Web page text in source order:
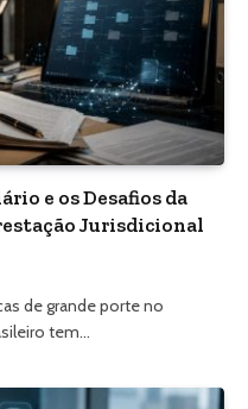
e os Desafios da
Jurisdicional
de grande porte no
tem…